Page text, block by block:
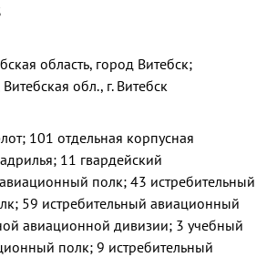
область, город Витебск;
обл., г. Витебск
101 отдельная корпусная
11 гвардейский
полк; 43 истребительный
59 истребительный авиационный
авиационной дивизии; 3 учебный
полк; 9 истребительный